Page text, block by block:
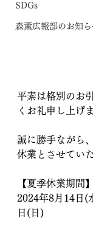
SDGs
森薫広報部のお知
平素は格別のお
くお礼申し上げ
誠に勝手ながら
休業とさせてい
【夏季休業期間】
2024年8月14日(
日(日)